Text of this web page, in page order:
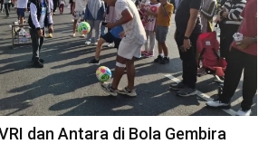
dan Antara di Bola Gembira